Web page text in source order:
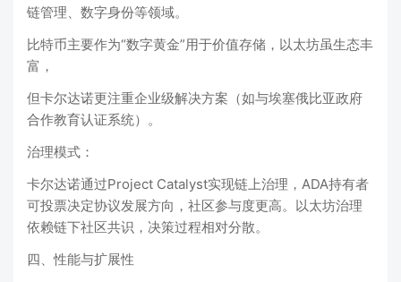
链管理、数字身份等领域‌。
比特币主要作为“数字黄金”用于价值存储‌，以太坊虽生态丰
富，
但卡尔达诺更注重企业级解决方案（如与埃塞俄比亚政府
合作教育认证系统）‌。
‌治理模式‌：
卡尔达诺通过‌Project Catalyst‌实现链上治理，ADA持有者
可投票决定协议发展方向，社区参与度更高‌。以太坊治理
依赖链下社区共识，决策过程相对分散‌。
四、性能与扩展性